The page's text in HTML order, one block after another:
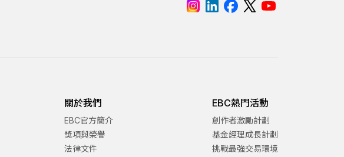
關於我們
EBC官方簡介
獎項與榮譽
法律文件
EBC熱門活動
創作者激勵計劃
基金經理成長計劃
挑戰最強交易環境